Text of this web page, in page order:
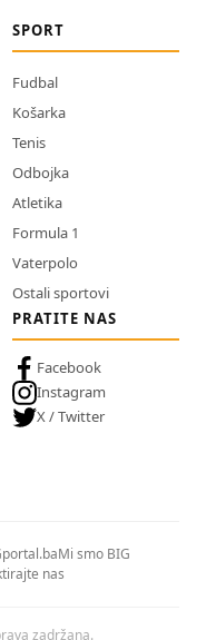
SPORT
Fudbal
Košarka
Tenis
Odbojka
Atletika
Formula 1
Vaterpolo
Ostali sportovi
PRATITE NAS
Facebook
Instagram
X / Twitter
Mi smo BIG
nas
zadržana.